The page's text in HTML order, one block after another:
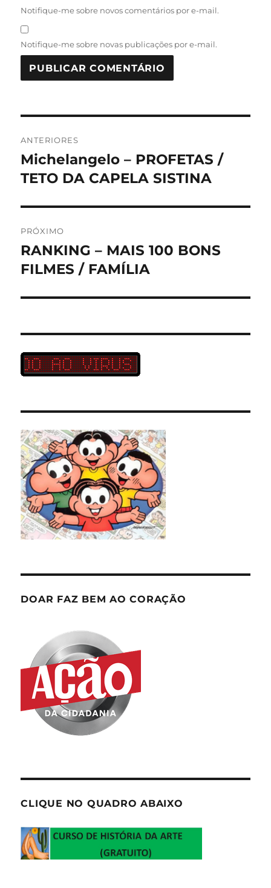
Notifique-me sobre novos comentários por e-mail.
Notifique-me sobre novas publicações por e-mail.
de
Post
ANTERIORES
Post
anterior:
Michelangelo – PROFETAS /
TETO DA CAPELA SISTINA
PRÓXIMO
Próximo
post:
RANKING – MAIS 100 BONS
FILMES / FAMÍLIA
DOAR FAZ BEM AO CORAÇÃO
CLIQUE NO QUADRO ABAIXO